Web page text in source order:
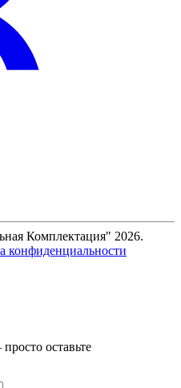
Комплектация" 2026.
конфиденциальности
оставьте